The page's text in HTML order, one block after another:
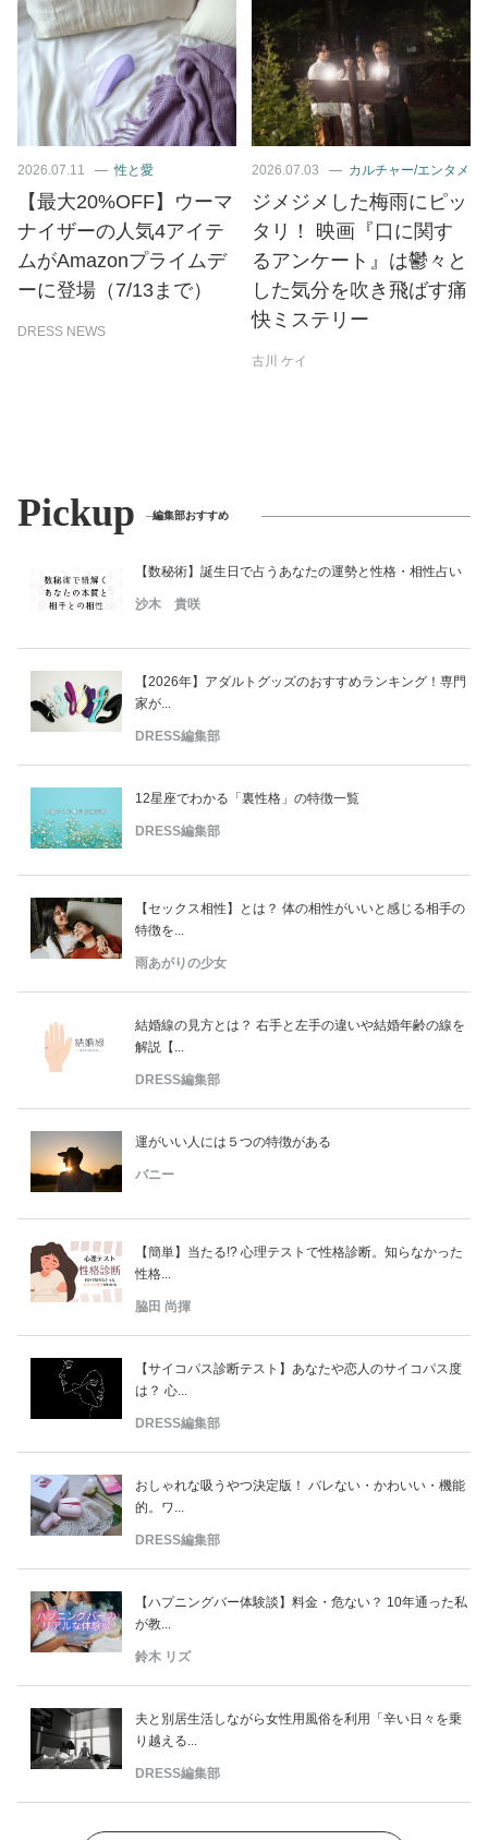
2026.07.11 性と愛
【最大20%OFF】ウーマ
ナイザーの人気4アイテ
ムがAmazonプライムデ
ーに登場（7/13まで）
DRESS NEWS
2026.07.03 カルチャー/エンタメ
ジメジメした梅雨にピッ
タリ！ 映画『口に関す
るアンケート』は鬱々と
した気分を吹き飛ばす痛
快ミステリー
古川 ケイ
Pickup 編集部おすすめ
【数秘術】誕生日で占うあなたの運勢と性格・相性占い
沙木 貴咲
【2026年】アダルトグッズのおすすめランキング！専門
家が...
DRESS編集部
12星座でわかる「裏性格」の特徴一覧
DRESS編集部
【セックス相性】とは？ 体の相性がいいと感じる相手の
特徴を...
雨あがりの少女
結婚線の見方とは？ 右手と左手の違いや結婚年齢の線を
解説【...
DRESS編集部
運がいい人には５つの特徴がある
バニー
【簡単】当たる!? 心理テストで性格診断。知らなかった
性格...
脇田 尚揮
【サイコパス診断テスト】あなたや恋人のサイコパス度
は？ 心...
DRESS編集部
おしゃれな吸うやつ決定版！ バレない・かわいい・機能
的。ワ...
DRESS編集部
【ハプニングバー体験談】料金・危ない？ 10年通った私
が教...
鈴木 リズ
夫と別居生活しながら女性用風俗を利用「辛い日々を乗
り越える...
DRESS編集部